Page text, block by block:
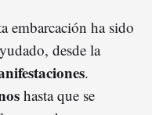
embarcación ha sido
desde la
.
hasta que se